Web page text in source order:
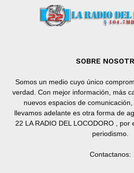
SOBRE
Somos un medio cuyo único
verdad. Con mejor información, más
nuevos espacios de
llevamos adelante es otra forma de
22 LA RADIO DEL LOCODORO ,
periodismo.
Contactanos: